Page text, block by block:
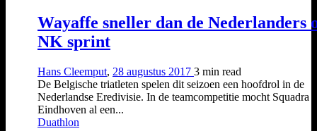
Wayaffe sneller dan de Nederlanders
NK sprint
Hans Cleemput, 28 augustus 2017 3 min read
De Belgische triatleten spelen dit seizoen een hoofdrol in de
Nederlandse Eredivisie. In de teamcompetitie mocht Squadra
Eindhoven al een...
Duathlon